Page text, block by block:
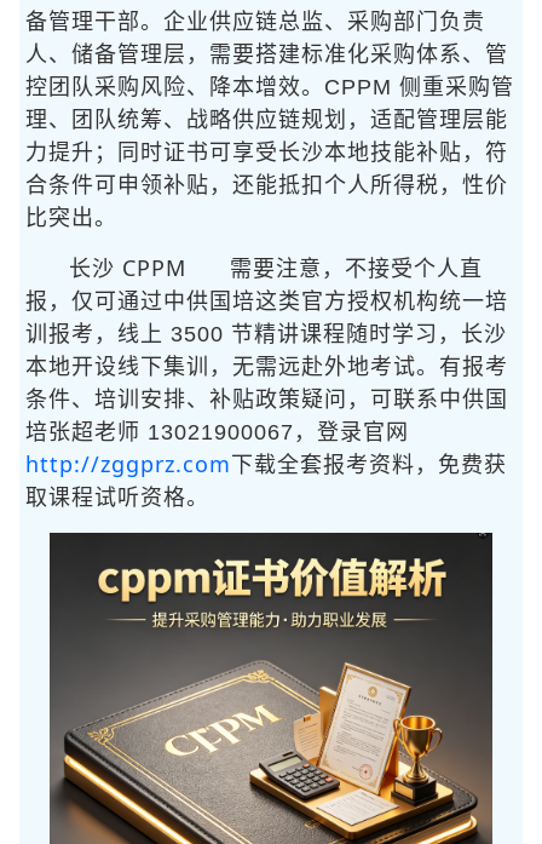
备管理干部。企业供应链总监、采购部门负责
人、储备管理层，需要搭建标准化采购体系、管
控团队采购风险、降本增效。CPPM 侧重采购管
理、团队统筹、战略供应链规划，适配管理层能
力提升；同时证书可享受长沙本地技能补贴，符
合条件可申领补贴，还能抵扣个人所得税，性价
比突出。
需要注意，
长沙 CPPM
不接受个人直
报，仅可通过中供国培这类官方授权机构统一培
训报考，线上 3500 节精讲课程随时学习，长沙
本地开设线下集训，无需远赴外地考试。有报考
条件、培训安排、补贴政策疑问，可联系中供国
培张超老师 13021900067，登录官网
http://zggprz.com 下载全套报考资料，免费获
取课程试听资格。